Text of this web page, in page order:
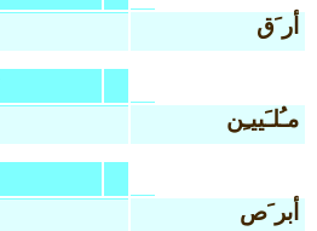
أر َق
مـُلـَييـِن
أبر َص